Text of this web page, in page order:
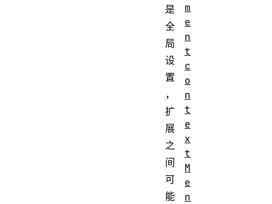
是
全
局
设
置
，
扩
展
之
间
可
能
m
e
n
t
c
o
n
t
e
x
t
M
e
n